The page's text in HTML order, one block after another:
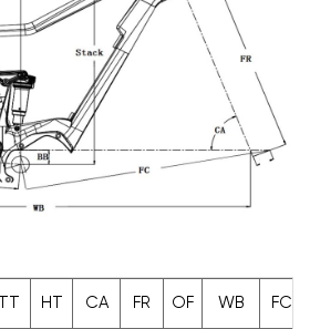
HT CA FR OF WB FC